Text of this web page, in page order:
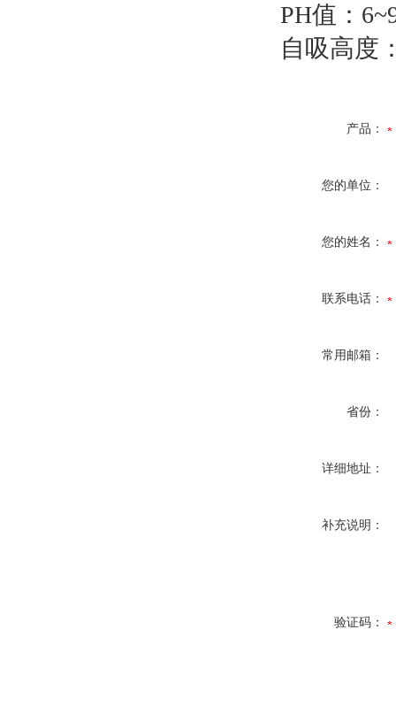
PH值：
自吸高度
产品：
您的单位：
您的姓名：
联系电话：
常用邮箱：
省份：
详细地址：
补充说明：
验证码：